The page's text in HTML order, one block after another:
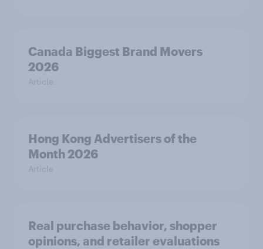
Canada Biggest Brand Movers
2026
Article
Hong Kong Advertisers of the
Month 2026
Article
Real purchase behavior, shopper
opinions, and retailer evaluations